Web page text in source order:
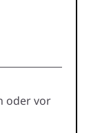
oder vor